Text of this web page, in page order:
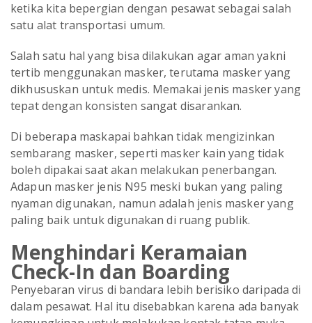
ketika kita bepergian dengan pesawat sebagai salah
satu alat transportasi umum.
Salah satu hal yang bisa dilakukan agar aman yakni
tertib menggunakan masker, terutama masker yang
dikhususkan untuk medis. Memakai jenis masker yang
tepat dengan konsisten sangat disarankan.
Di beberapa maskapai bahkan tidak mengizinkan
sembarang masker, seperti masker kain yang tidak
boleh dipakai saat akan melakukan penerbangan.
Adapun masker jenis N95 meski bukan yang paling
nyaman digunakan, namun adalah jenis masker yang
paling baik untuk digunakan di ruang publik.
Menghindari Keramaian
Check-In dan Boarding
Penyebaran virus di bandara lebih berisiko daripada di
dalam pesawat. Hal itu disebabkan karena ada banyak